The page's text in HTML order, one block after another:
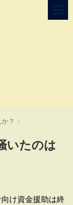
？ >
いたのは
け資金援助は終